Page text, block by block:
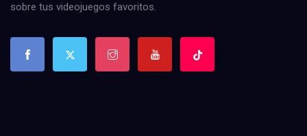
sobre tus videojuegos favoritos.